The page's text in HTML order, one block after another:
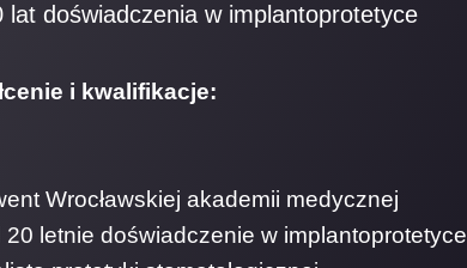
i kwalifikacje:
Wrocławskiej akademii medycznej
20 letnie doświadczenie w implantoprotetyce
lat doświadczenia w implantoprotetyce